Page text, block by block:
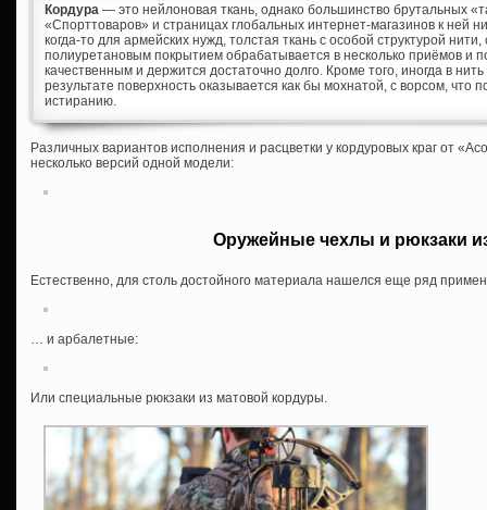
Кордура — это нейлоновая ткань, однако большинство брутальных
«Спорттоваров» и страницах глобальных интернет-магазинов к ней
когда-то для армейских нужд, толстая ткань с особой структурой
полиуретановым покрытием обрабатывается в несколько приёмов и
качественным и держится достаточно долго. Кроме того, иногда в
результате поверхность оказывается как бы мохнатой, с ворсом, что
истиранию.
Различных вариантов исполнения и расцветки у кордуровых краг от
несколько версий одной модели:
Оружейные чехлы и рюкзаки
Естественно, для столь достойного материала нашелся еще ряд
… и арбалетные:
Или специальные рюкзаки из матовой кордуры.